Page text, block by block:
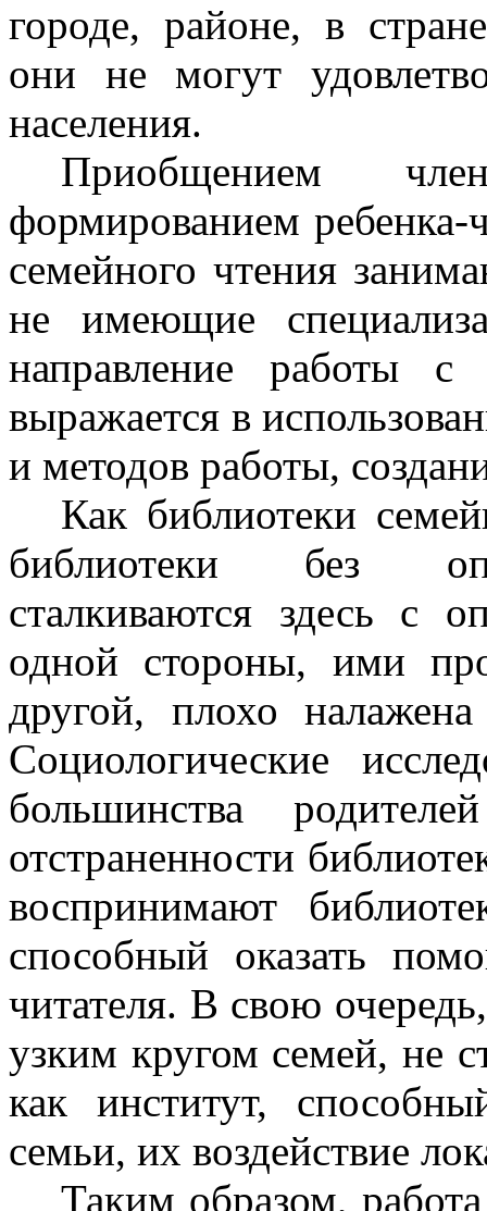
городе, районе, в
они не могут
населения.
Приобщением
формированием ребенка-
семейного чтения
не имеющие
направление работы с
выражается в
и методов работы,
Как библиотеки
библиотеки без
сталкиваются здесь с
одной стороны, ими
другой, плохо
Социологические
большинства
отстраненности
воспринимают
способный оказать
читателя. В свою
узким кругом семей, не
как институт,
семьи, их воздействие
Таким образом,